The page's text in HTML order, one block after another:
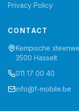
Privacy Policy
CONTACT
Kempische
3500 Hasselt
011 17 00 40
info@f-mobile.be